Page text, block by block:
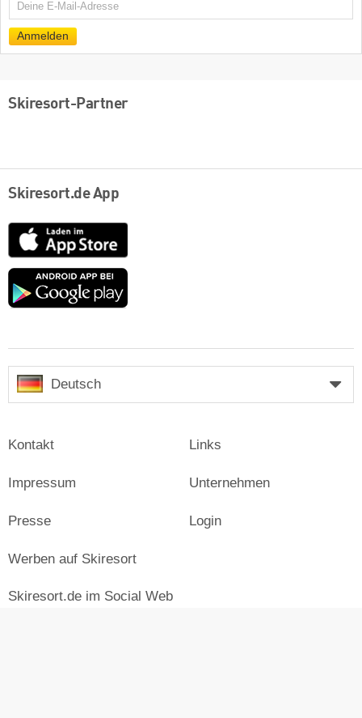
E-
Anmelden
Skiresort-Partner
Skiresort.de App
App
Store
Google
Deutsch
Kontakt
Impressum
Presse
Links
Unternehmen
Login
Werben auf Skiresort
Skiresort.de im Social Web